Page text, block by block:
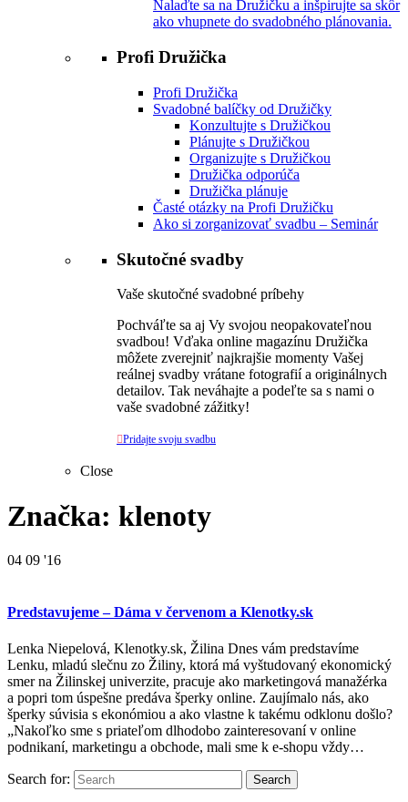
Nalaďte sa na Družičku a inšpirujte sa skôr
ako vhupnete do svadobného plánovania.
Profi Družička
Profi Družička
Svadobné balíčky od Družičky
Konzultujte s Družičkou
Plánujte s Družičkou
Organizujte s Družičkou
Družička odporúča
Družička plánuje
Časté otázky na Profi Družičku
Ako si zorganizovať svadbu – Seminár
Skutočné svadby
Vaše skutočné svadobné príbehy
Pochváľte sa aj Vy svojou neopakovateľnou
svadbou! Vďaka online magazínu Družička
môžete zverejniť najkrajšie momenty Vašej
reálnej svadby vrátane fotografií a originálnych
detailov. Tak neváhajte a podeľte sa s nami o
vaše svadobné zážitky!
Pridajte svoju svadbu
Close
Značka: klenoty
04 09 '16
Predstavujeme – Dáma v červenom a Klenotky.sk
Lenka Niepelová, Klenotky.sk, Žilina Dnes vám predstavíme
Lenku, mladú slečnu zo Žiliny, ktorá má vyštudovaný ekonomický
smer na Žilinskej univerzite, pracuje ako marketingová manažérka
a popri tom úspešne predáva šperky online. Zaujímalo nás, ako
šperky súvisia s ekonómiou a ako vlastne k takému odklonu došlo?
„Nakoľko sme s priateľom dlhodobo zainteresovaní v online
podnikaní, marketingu a obchode, mali sme k e-shopu vždy…
Search for: